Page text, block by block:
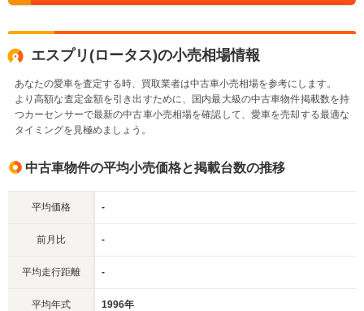
エスプリ(ロータス)の小売相場情報
あなたの愛車を査定する時、買取業者は中古車小売相場を参考にします。
より高額な査定金額を引き出すために、国内最大級の中古車物件掲載数を持
つカーセンサーで最新の中古車小売相場を確認して、愛車を売却する最適な
タイミングを見極めましょう。
中古車物件の平均小売価格と掲載台数の推移
平均価格 -
前月比 -
平均走行距離 -
平均年式 1996年